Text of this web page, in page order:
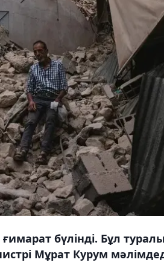
ғимарат бүлінді. Бұл
Мұрат Курум